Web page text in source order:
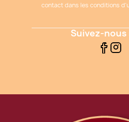
contact dans les conditions
Suivez-nous